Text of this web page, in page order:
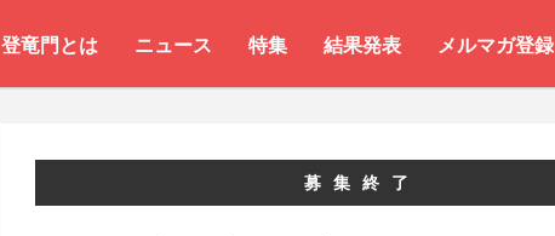
登竜門とは ニュース 特集 結果発表 メルマガ登録
募集終了